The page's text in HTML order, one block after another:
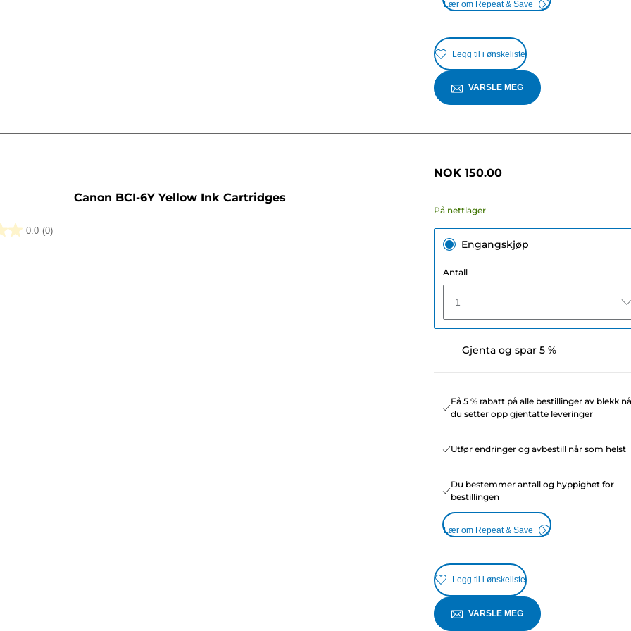
Lær om Repeat & Save
Legg til i ønskeliste
VARSLE MEG
Canon BCI-6Y Yellow Ink Cartridges
0.0 (0)
NOK 150.00
På nettlager
Engangskjøp
Antall
1
Gjenta og spar 5 %
Få 5 % rabatt på alle bestillinger av blekk
du setter opp gjentatte leveringer
Utfør endringer og avbestill når som helst
Du bestemmer antall og hyppighet for
bestillingen
Lær om Repeat & Save
Legg til i ønskeliste
VARSLE MEG